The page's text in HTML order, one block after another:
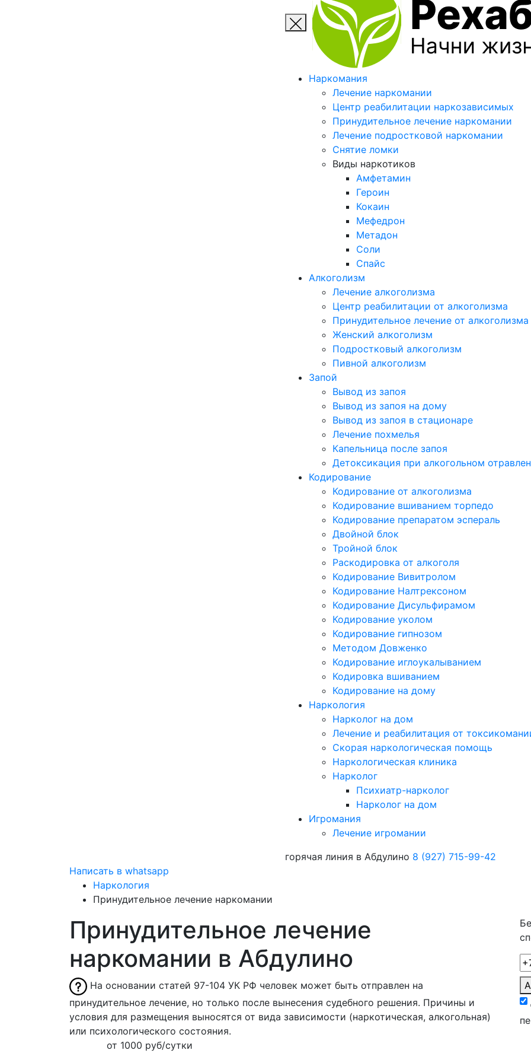
Наркомания
Лечение наркомании
Центр реабилитации наркозависимых
Принудительное лечение наркомании
Лечение подростковой наркомании
Снятие ломки
Виды наркотиков
Амфетамин
Героин
Кокаин
Мефедрон
Метадон
Соли
Спайс
Алкоголизм
Лечение алкоголизма
Центр реабилитации от алкоголизма
Принудительное лечение от алкоголизма
Женский алкоголизм
Подростковый алкоголизм
Пивной алкоголизм
Запой
Вывод из запоя
Вывод из запоя на дому
Вывод из запоя в стационаре
Лечение похмелья
Капельница после запоя
Детоксикация при алкогольном
Кодирование
Кодирование от алкоголизма
Кодирование вшиванием торпедо
Кодирование препаратом эспераль
Двойной блок
Тройной блок
Раскодировка от алкоголя
Кодирование Вивитролом
Кодирование Налтрексоном
Кодирование Дисульфирамом
Кодирование уколом
Кодирование гипнозом
Методом Довженко
Кодирование иглоукалыванием
Кодировка вшиванием
Кодирование на дому
Наркология
Нарколог на дом
Лечение и реабилитация от
Скорая наркологическая помощь
Наркологическая клиника
Нарколог
Психиатр-нарколог
Нарколог на дом
Игромания
Лечение игромании
горячая линия в Абдулино 8 (927) 715-99-42
Написать в whatsapp
Наркология
Принудительное лечение наркомании
Принудительное лечение
наркомании в Абдулино
На основании статей 97-104 УК РФ человек может быть отправлен на
принудительное лечение, но только после вынесения судебного решения. Причины и
условия для размещения выносятся от вида зависимости (наркотическая, алкогольная)
или психологического состояния.
от 1000 руб/сутки